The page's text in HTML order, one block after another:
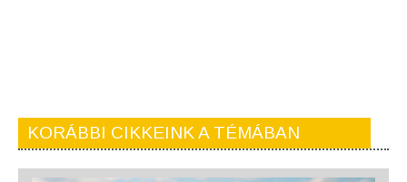
KORÁBBI CIKKEINK A TÉMÁBAN